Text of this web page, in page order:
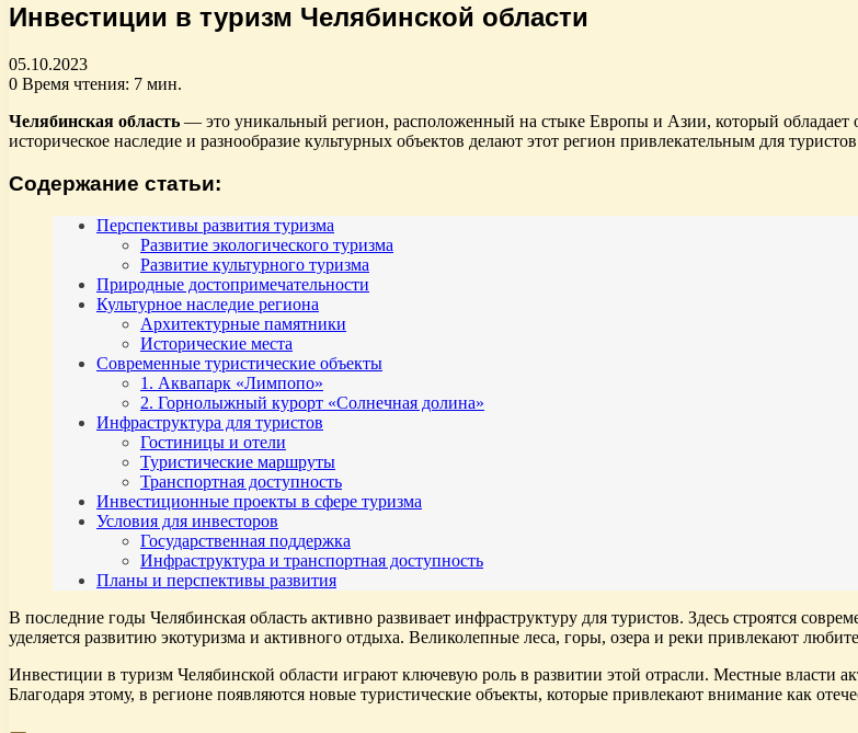
Инвестиции в туризм Челябинской области
05.10.2023
0 Время чтения: 7 мин.
Челябинская область — это уникальный регион, расположенный на стыке Европы и Азии, который обладает
историческое наследие и разнообразие культурных объектов делают этот регион привлекательным для
Содержание статьи:
Перспективы развития туризма
Развитие экологического туризма
Развитие культурного туризма
Природные достопримечательности
Культурное наследие региона
Архитектурные памятники
Исторические места
Современные туристические объекты
1. Аквапарк «Лимпопо»
2. Горнолыжный курорт «Солнечная долина»
Инфраструктура для туристов
Гостиницы и отели
Туристические маршруты
Транспортная доступность
Инвестиционные проекты в сфере туризма
Условия для инвесторов
Государственная поддержка
Инфраструктура и транспортная доступность
Планы и перспективы развития
В последние годы Челябинская область активно развивает инфраструктуру для туристов. Здесь строятся
уделяется развитию экотуризма и активного отдыха. Великолепные леса, горы, озера и реки привлекают
Инвестиции в туризм Челябинской области играют ключевую роль в развитии этой отрасли. Местные власти
Благодаря этому, в регионе появляются новые туристические объекты, которые привлекают внимание как